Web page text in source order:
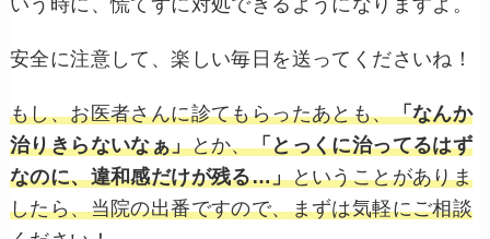
安全に注意して、楽しい毎日を送ってくださいね！
もし、お医者さんに診てもらったあとも、「なんか
治りきらないなぁ」とか、「とっくに治ってるはず
なのに、違和感だけが残る…」ということがありま
したら、当院の出番ですので、まずは気軽にご相談